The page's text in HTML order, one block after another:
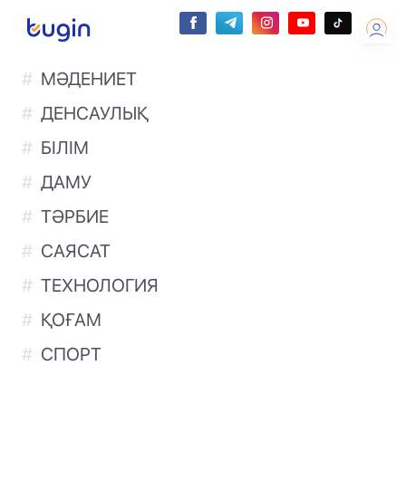
МӘДЕНИЕТ
ДЕНСАУЛЫҚ
БІЛІМ
ДАМУ
ТӘРБИЕ
САЯСАТ
ТЕХНОЛОГИЯ
ҚОҒАМ
СПОРТ